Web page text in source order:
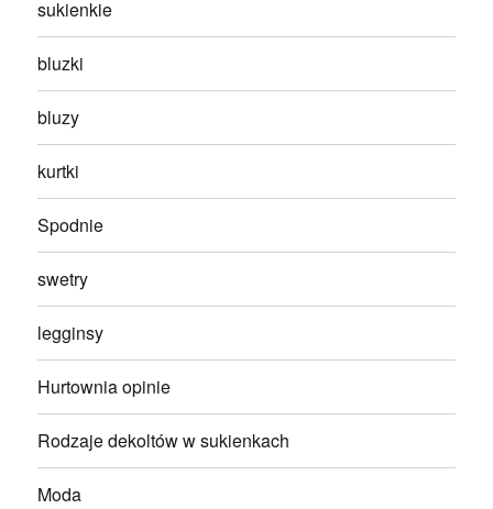
sukienkie
bluzki
bluzy
kurtki
Spodnie
swetry
legginsy
Hurtownia opinie
Rodzaje dekoltów w sukienkach
Moda